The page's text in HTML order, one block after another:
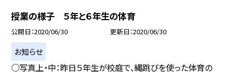
授業の様子 ５年と６年生の体育
公開日 2020/06/30 更新日 2020/06/30
お知らせ
○写真上・中：昨日５年生が校庭で、縄跳びを使った体育の